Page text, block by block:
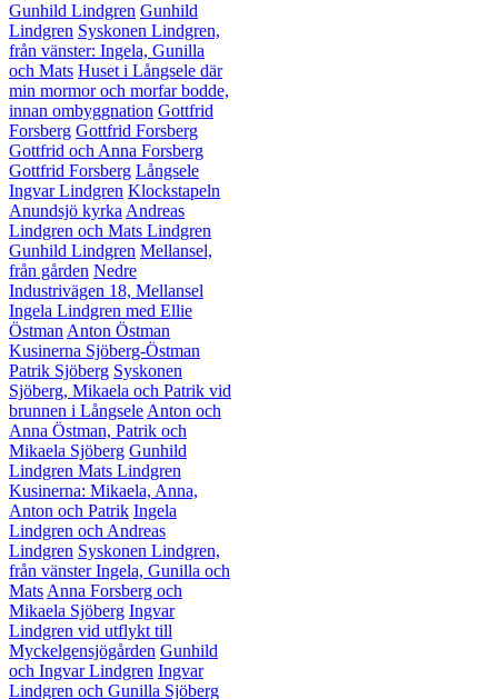
Gunhild Lindgren Gunhild
Lindgren Syskonen Lindgren,
från vänster: Ingela, Gunilla
och Mats Huset i Långsele där
min mormor och morfar bodde,
innan ombyggnation Gottfrid
Forsberg Gottfrid Forsberg
Gottfrid och Anna Forsberg
Gottfrid Forsberg Långsele
Ingvar Lindgren Klockstapeln
Anundsjö kyrka Andreas
Lindgren och Mats Lindgren
Gunhild Lindgren Mellansel,
från gården Nedre
Industrivägen 18, Mellansel
Ingela Lindgren med Ellie
Östman Anton Östman
Kusinerna Sjöberg-Östman
Patrik Sjöberg Syskonen
Sjöberg, Mikaela och Patrik vid
brunnen i Långsele Anton och
Anna Östman, Patrik och
Mikaela Sjöberg Gunhild
Lindgren Mats Lindgren
Kusinerna: Mikaela, Anna,
Anton och Patrik Ingela
Lindgren och Andreas
Lindgren Syskonen Lindgren,
från vänster Ingela, Gunilla och
Mats Anna Forsberg och
Mikaela Sjöberg Ingvar
Lindgren vid utflykt till
Myckelgensjögården Gunhild
och Ingvar Lindgren Ingvar
Lindgren och Gunilla Sjöberg